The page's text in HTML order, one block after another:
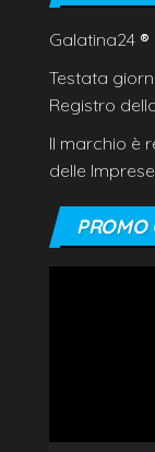
Galatina24 ®
Testata
Registro
Il marchio è
delle
PROMO